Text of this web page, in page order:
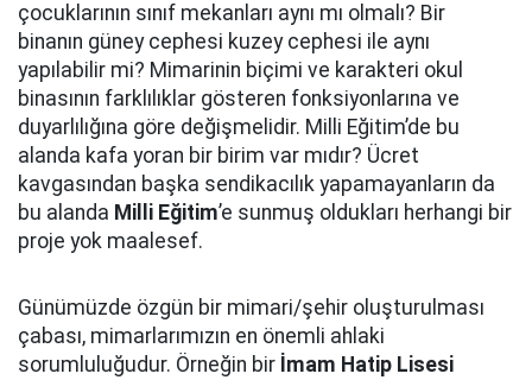
çocuklarının sınıf mekanları aynı mı olmalı? Bir
binanın güney cephesi kuzey cephesi ile aynı
yapılabilir mi? Mimarinin biçimi ve karakteri okul
binasının farklılıklar gösteren fonksiyonlarına ve
duyarlılığına göre değişmelidir. Milli Eğitim’de bu
alanda kafa yoran bir birim var mıdır? Ücret
kavgasından başka sendikacılık yapamayanların da
bu alanda Milli Eğitim’e sunmuş oldukları herhangi bir
proje yok maalesef.
Günümüzde özgün bir mimari/şehir oluşturulması
çabası, mimarlarımızın en önemli ahlaki
sorumluluğudur. Örneğin bir İmam Hatip Lisesi